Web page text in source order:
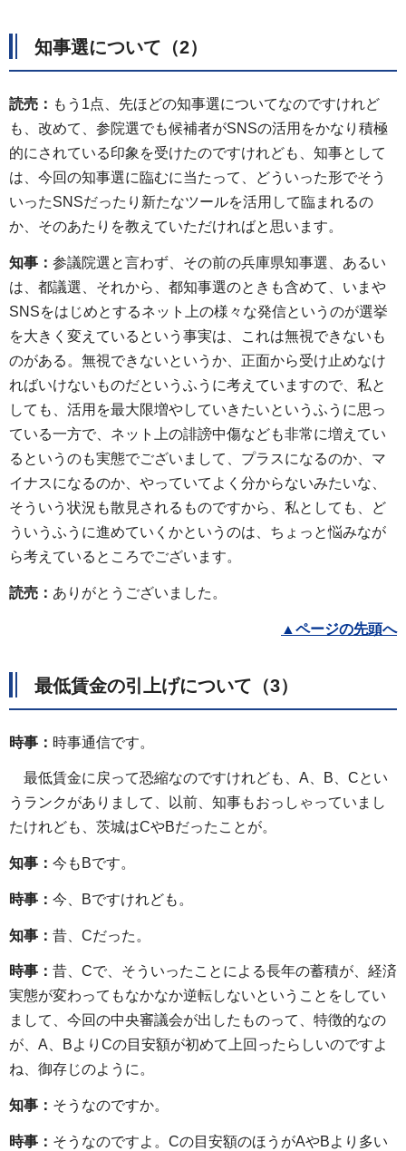
知事選について（2）
読売： もう1点、先ほどの知事選についてなのですけれど
も、改めて、参院選でも候補者がSNSの活用をかなり積極
的にされている印象を受けたのですけれども、知事として
は、今回の知事選に臨むに当たって、どういった形でそう
いったSNSだったり新たなツールを活用して臨まれるの
か、そのあたりを教えていただければと思います。
知事： 参議院選と言わず、その前の兵庫県知事選、あるい
は、都議選、それから、都知事選のときも含めて、いまや
SNSをはじめとするネット上の様々な発信というのが選挙
を大きく変えているという事実は、これは無視できないも
のがある。無視できないというか、正面から受け止めなけ
ればいけないものだというふうに考えていますので、私と
しても、活用を最大限増やしていきたいというふうに思っ
ている一方で、ネット上の誹謗中傷なども非常に増えてい
るというのも実態でございまして、プラスになるのか、マ
イナスになるのか、やっていてよく分からないみたいな、
そういう状況も散見されるものですから、私としても、ど
ういうふうに進めていくかというのは、ちょっと悩みなが
ら考えているところでございます。
読売： ありがとうございました。
▲ ページの先頭へ
最低賃金の引上げについて（3）
時事： 時事通信です。
最低賃金に戻って恐縮なのですけれども、A、B、Cとい
うランクがありまして、以前、知事もおっしゃっていまし
たけれども、茨城はCやBだったことが。
知事： 今もBです。
時事： 今、Bですけれども。
知事： 昔、Cだった。
時事： 昔、Cで、そういったことによる長年の蓄積が、経済
実態が変わってもなかなか逆転しないということをしてい
まして、今回の中央審議会が出したものって、特徴的なの
が、A、BよりCの目安額が初めて上回ったらしいのですよ
ね、御存じのように。
知事： そうなのですか。
時事： そうなのですよ。Cの目安額のほうがAやBより多い